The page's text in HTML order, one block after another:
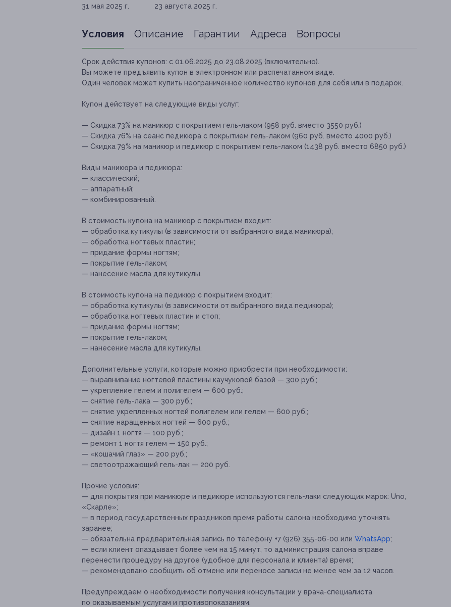
31 мая 2025 г.
23 августа 2025 г.
Условия Описание Гарантии Адреса Вопросы
Срок действия купонов: с 01.06.2025 до 23.08.2025 (включительно).
Вы можете предъявить купон в электронном или распечатанном виде.
Один человек может купить неограниченное количество купонов для себя или в подарок.
Купон действует на следующие виды услуг:
— Скидка 73% на маникюр c покрытием гель-лаком (958 руб. вместо 3550 руб.)
— Скидка 76% на сеанс педикюра c покрытием гель-лаком (960 руб. вместо 4000 руб.)
— Скидка 79% на маникюр и педикюр c покрытием гель-лаком (1438 руб. вместо 6850 руб.)
Виды маникюра и педикюра:
— классический;
— аппаратный;
— комбинированный.
В стоимость купона на маникюр с покрытием входит:
— обработка кутикулы (в зависимости от выбранного вида маникюра);
— обработка ногтевых пластин;
— придание формы ногтям;
— покрытие гель-лаком;
— нанесение масла для кутикулы.
В стоимость купона на педикюр с покрытием входит:
— обработка кутикулы (в зависимости от выбранного вида педикюра);
— обработка ногтевых пластин и стоп;
— придание формы ногтям;
— покрытие гель-лаком;
— нанесение масла для кутикулы.
Дополнительные услуги, которые можно приобрести при необходимости:
— выравнивание ногтевой пластины каучуковой базой — 300 руб.;
— укрепление гелем и полигелем — 600 руб.;
— снятие гель-лака — 300 руб.;
— снятие укрепленных ногтей полигелем или гелем — 600 руб.;
— снятие наращенных ногтей — 600 руб.;
— дизайн 1 ногтя — 100 руб.;
— ремонт 1 ногтя гелем — 150 руб.;
— «кошачий глаз» — 200 руб.;
— светоотражающий гель-лак — 200 руб.
Прочие условия:
— для покрытия при маникюре и педикюре используются гель-лаки следующих марок: Uno,
«Скарле»;
— в период государственных праздников время работы салона необходимо уточнять
заранее;
— обязательна предварительная запись по телефону +7 (926) 355-06-00 или WhatsApp;
— если клиент опаздывает более чем на 15 минут, то администрация салона вправе
перенести процедуру на другое (удобное для персонала и клиента) время;
— рекомендовано сообщить об отмене или переносе записи не менее чем за 12 часов.
Предупреждаем о необходимости получения консультации у врача-специалиста
по оказываемым услугам и противопоказаниям.